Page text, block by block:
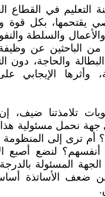
التعليم في القطاع
يقتحمها، بكل قوة
والسلطة
الباحثين عن
والحاجة، دون
وأثرها الإيجابي
تلامذتنا ضيف،
جهة نحمل مسئولية
ترى إلى المنظومة
أنفسهم؟ لنضع أصبع
المسئولة
من ضعف الأساتذة